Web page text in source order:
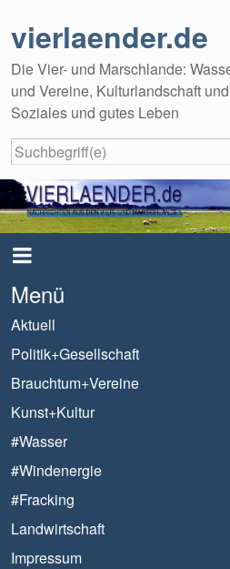
vierlaender.de
Die Vier- und Marschlande:
und Vereine, Kulturlandschaft
Soziales und gutes Leben
Menü
Aktuell
Politik+Gesellschaft
Brauchtum+Vereine
Kunst+Kultur
#Wasser
#Windenergie
#Fracking
Landwirtschaft
Impressum